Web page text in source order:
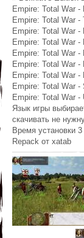
Empire: Total War -
Empire: Total War -
Empire: Total War
Empire: Total War
Empire: Total War
Empire: Total War
Empire: Total War
Empire: Total War
Empire: Total War
Язык игры
скачивать не
Время установки
Repack от xatab